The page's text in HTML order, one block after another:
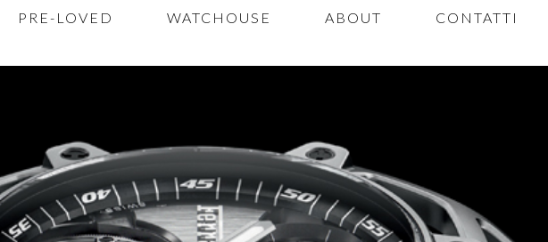
PRE-LOVED WATCHOUSE ABOUT CONTATTI